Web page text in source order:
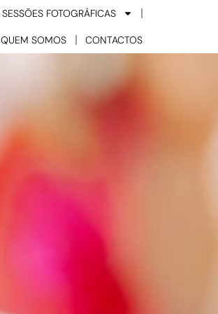
SESSÕES FOTOGRÁFICAS
QUEM SOMOS CONTACTOS